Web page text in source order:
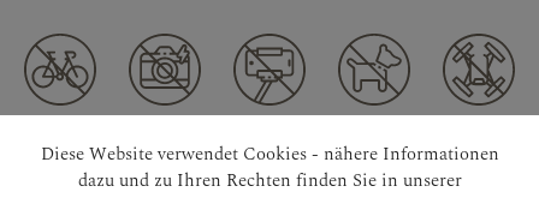
VERBINDEN WIR UNS
Diese Website verwendet Cookies - nähere Informationen
dazu und zu Ihren Rechten finden Sie in unserer